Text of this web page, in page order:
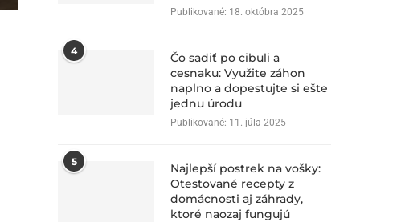
Publikované: 18. októbra 2025
4
Čo sadiť po cibuli a
cesnaku: Využite záhon
naplno a dopestujte si ešte
jednu úrodu
Publikované: 11. júla 2025
5
Najlepší postrek na vošky:
Otestované recepty z
domácnosti aj záhrady,
ktoré naozaj fungujú